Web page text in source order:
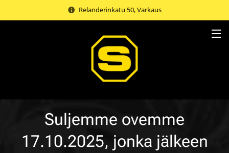
Relanderinkatu 50, Varkaus
Suljemme ovemme
17.10.2025, jonka jälkeen